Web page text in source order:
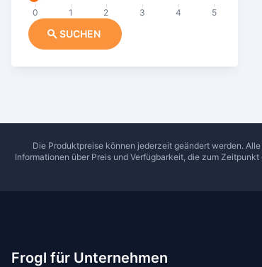
0 1 2 3 4 5
SUCHEN
Die Produktpreise können jederzeit geändert werden.
Informationen über Preis und Verfügbarkeit, die zum
Frogl für Unternehmen